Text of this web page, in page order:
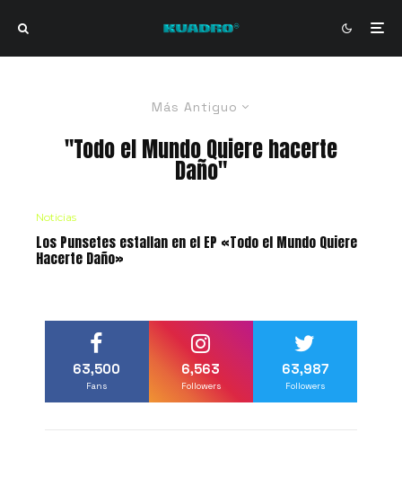
Más Antiguo
"Todo el Mundo Quiere hacerte
Daño"
Noticias
Los Punsetes estallan en el EP «Todo el Mundo Quiere
Hacerte Daño»
63,500
Fans
6,563
Followers
63,987
Followers